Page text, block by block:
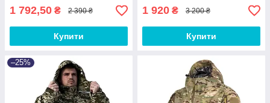
1 792,50 ₴ 2 390 ₴
Купити
1 920 ₴ 3 200 ₴
Купити
–25%